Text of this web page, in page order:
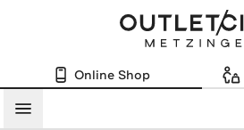
Online Shop
Menü